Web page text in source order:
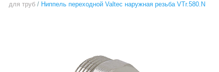
для труб / Ниппель переходной Valtec наружная резьба VTr.580.N